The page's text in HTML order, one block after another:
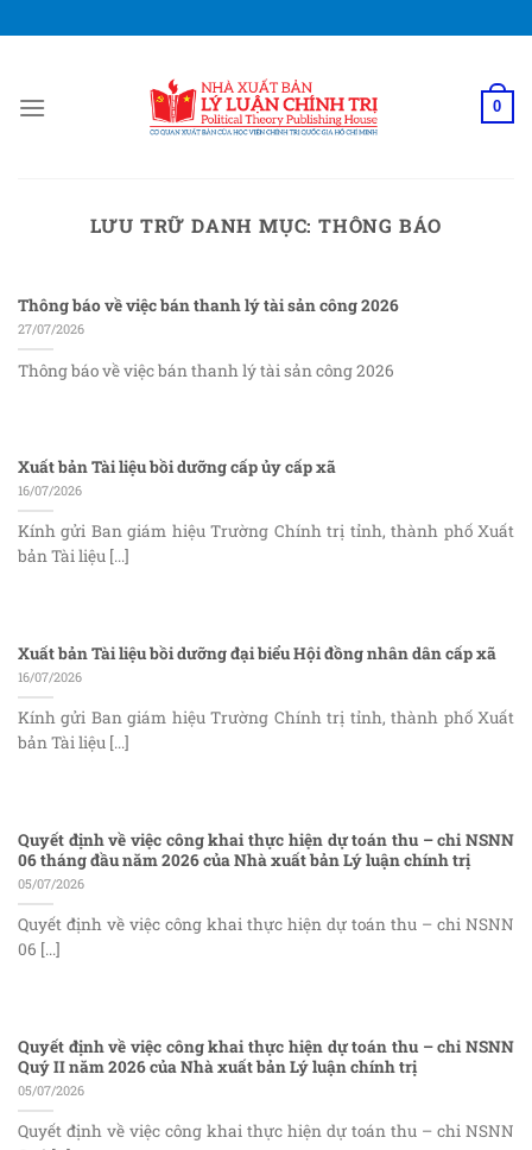
qua
dung
0
LƯU TRỮ DANH MỤC:THÔNG BÁO
Thông báo về việc bán thanh lý tài sản công 2026
27/07/2026
Thông báo về việc bán thanh lý tài sản công 2026
Xuất bản Tài liệu bồi dưỡng cấp ủy cấp xã
16/07/2026
Kính gửi Ban giám hiệu Trường Chính trị tỉnh, thành phố Xuất
bản Tài liệu [...]
Xuất bản Tài liệu bồi dưỡng đại biểu Hội đồng nhân dân cấp xã
16/07/2026
Kính gửi Ban giám hiệu Trường Chính trị tỉnh, thành phố Xuất
bản Tài liệu [...]
Quyết định về việc công khai thực hiện dự toán thu – chi NSNN
06 tháng đầu năm 2026 của Nhà xuất bản Lý luận chính trị
05/07/2026
Quyết định về việc công khai thực hiện dự toán thu – chi NSNN
06 [...]
Quyết định về việc công khai thực hiện dự toán thu – chi NSNN
Quý II năm 2026 của Nhà xuất bản Lý luận chính trị
05/07/2026
Quyết định về việc công khai thực hiện dự toán thu – chi NSNN